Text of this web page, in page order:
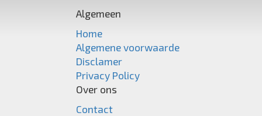
Algemeen
Home
Algemene voorwaarde
Disclamer
Privacy Policy
Over ons
Contact